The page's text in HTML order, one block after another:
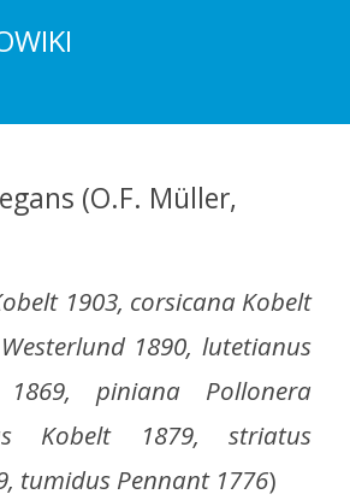
(O.F. Müller,
1903, corsicana Kobelt
1890, lutetianus
1869, piniana Pollonera
Kobelt 1879, striatus
tumidus Pennant 1776)